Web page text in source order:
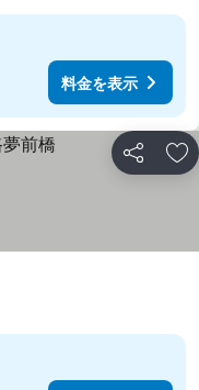
料金を表示
シェア お